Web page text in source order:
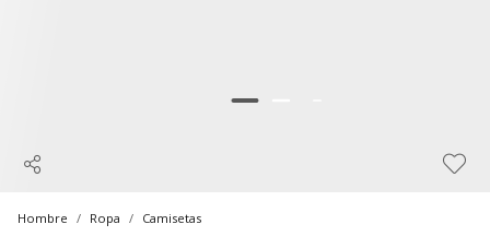
Hombre Ropa Camisetas